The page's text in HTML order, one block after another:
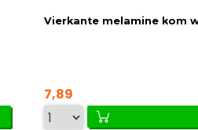
Vierkante melamine kom
7,89